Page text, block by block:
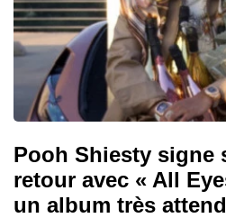
Pooh Shiesty signe
retour avec « All
un album très